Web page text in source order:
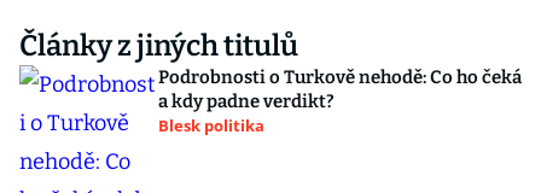
Články z jiných titulů
Podrobnosti o Turkově nehodě: Co ho čeká
a kdy padne verdikt?
Blesk politika